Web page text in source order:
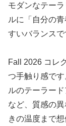
モダンなテー
ルに「自分の
すいバランスで
Fall 2026 コレ
つ手触り感で
ルのテーラー
など、質感の
きの温度まで